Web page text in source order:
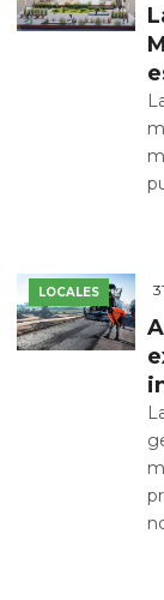
LOCALES